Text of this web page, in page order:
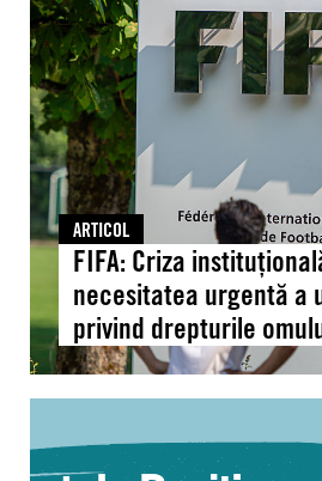
instituțională
arată
necesitatea
urgentă
a
unor
reforme
privind
drepturile
omului
ARTICOL
FIFA: Criza
necesitatea urgentă a
privind drepturile
Document
de